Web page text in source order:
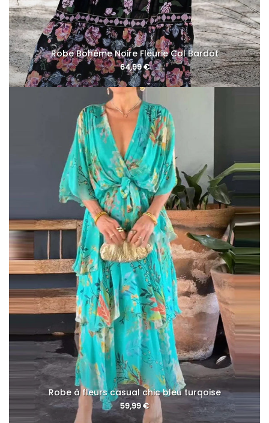
Robe Bohème Noire Fleurie Col Bardot
64,99€
Robe à fleurs casual chic bleu turqoise
59,99€